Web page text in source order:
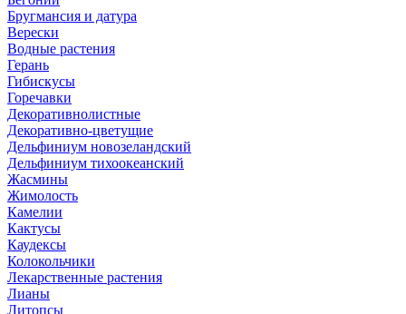
Бругмансия и датура
Верески
Водные растения
Герань
Гибискусы
Горечавки
Декоративнолистные
Декоративно-цветущие
Дельфиниум новозеландский
Дельфиниум тихоокеанский
Жасмины
Жимолость
Камелии
Кактусы
Каудексы
Колокольчики
Лекарственные растения
Лианы
Литопсы